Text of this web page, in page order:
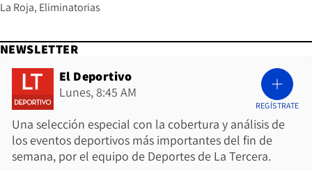
La Roja Eliminatorias
NEWSLETTER
El Deportivo
Lunes, 8:45 AM
Una selección especial con la cobertura y análisis de
los eventos deportivos más importantes del fin de
semana, por el equipo de Deportes de La Tercera.
REGÍSTRATE